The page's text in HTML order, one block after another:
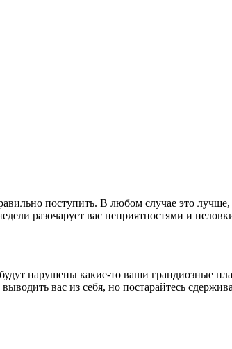
поступить. В любом случае это
разочарует вас неприятностями и
нарушены какие-то ваши грандиозные
вас из себя, но постарайтесь